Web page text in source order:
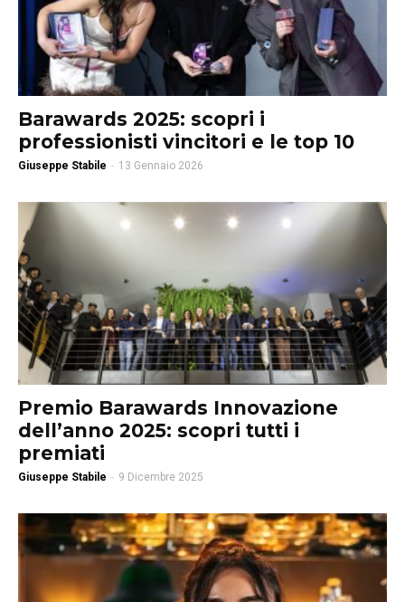
Barawards 2025: scopri i
professionisti vincitori e le top 10
Giuseppe Stabile - 13 Gennaio 2026
Premio Barawards Innovazione
dell’anno 2025: scopri tutti i
premiati
Giuseppe Stabile - 9 Dicembre 2025